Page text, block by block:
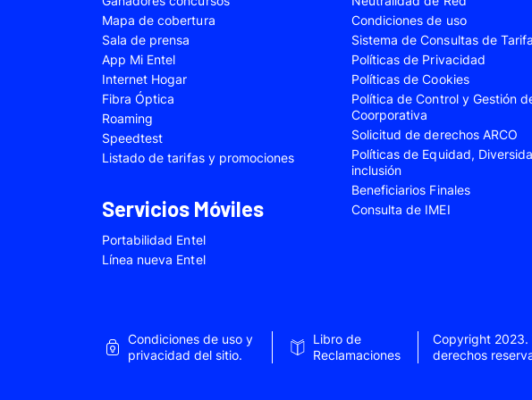
Samsung Galaxy A22
Samsung Galaxy A23
Samsung Galaxy A34
Samsung Galaxy A35
Samsung Galaxy A54
Samsung Galaxy A55
Samsung Galaxy S22 Plus
Samsung Galaxy S22 Ultra
Samsung Galaxy S23 Fe
Samsung Galaxy S24
Samsung Galaxy Z Flip 4
Samsung Galaxy Z Flip 5
VIVO V30 SE
Xiaomi 12T Pro
Xiaomi Redmi Note 9 Pro
Xiaomi Redmi Note 10 Xiaomi
Mapa de cobertura
Sala de prensa
App Mi Entel
Internet Hogar
Fibra Óptica
Roaming
Speedtest
Listado de tarifas y promociones
Servicios Móviles
Portabilidad Entel
Línea nueva Entel
Condiciones de uso
Sistema de Consultas de
Políticas de Privacidad
Políticas de Cookies
Política de Control y Gestión
Coorporativa
Solicitud de derechos ARCO
Políticas de Equidad,
inclusión
Beneficiarios Finales
Consulta de IMEI
Condiciones de uso y
privacidad del sitio.
Libro de
Reclamaciones
Copyright 2023.
derechos